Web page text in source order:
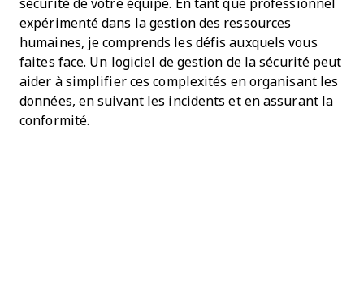
sécurité de votre équipe. En tant que professionnel
expérimenté dans la gestion des ressources
humaines, je comprends les défis auxquels vous
faites face. Un logiciel de gestion de la sécurité peut
aider à simplifier ces complexités en organisant les
données, en suivant les incidents et en assurant la
conformité.